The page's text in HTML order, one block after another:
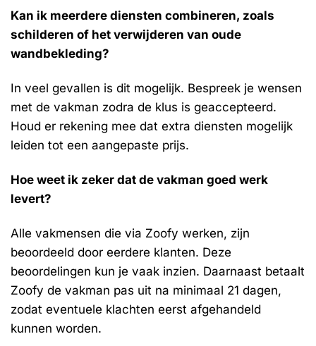
Kan ik meerdere diensten combineren, zoals
schilderen of het verwijderen van oude
wandbekleding?
In veel gevallen is dit mogelijk. Bespreek je wensen
met de vakman zodra de klus is geaccepteerd.
Houd er rekening mee dat extra diensten mogelijk
leiden tot een aangepaste prijs.
Hoe weet ik zeker dat de vakman goed werk
levert?
Alle vakmensen die via Zoofy werken, zijn
beoordeeld door eerdere klanten. Deze
beoordelingen kun je vaak inzien. Daarnaast betaalt
Zoofy de vakman pas uit na minimaal 21 dagen,
zodat eventuele klachten eerst afgehandeld
kunnen worden.